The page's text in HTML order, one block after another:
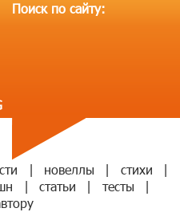
Поиск по сайту:
| новеллы | стихи
|
| статьи | тесты
|